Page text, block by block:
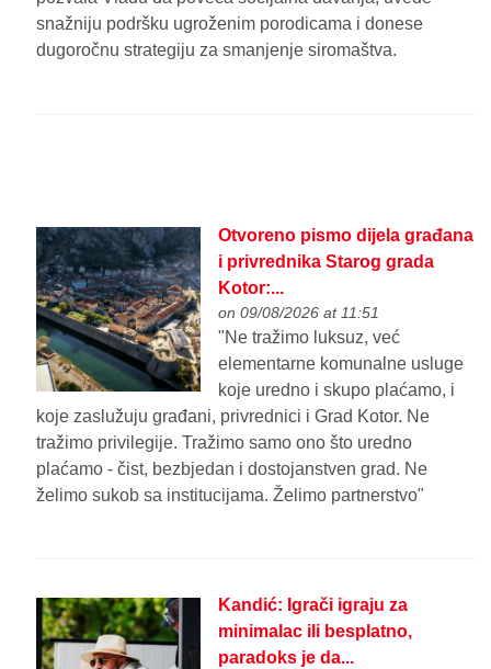
snažniju podršku ugroženim porodicama i donese
dugoročnu strategiju za smanjenje siromaštva.
Otvoreno pismo dijela građana
i privrednika Starog grada
Kotor:...
on 09/08/2026 at 11:51
"Ne tražimo luksuz, već
elementarne komunalne usluge
koje uredno i skupo plaćamo, i
koje zaslužuju građani, privrednici i Grad Kotor. Ne
tražimo privilegije. Tražimo samo ono što uredno
plaćamo - čist, bezbjedan i dostojanstven grad. Ne
želimo sukob sa institucijama. Želimo partnerstvo"
Kandić: Igrači igraju za
minimalac ili besplatno,
paradoks je da...